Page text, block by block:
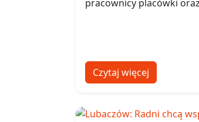
pracownicy placówki
Czytaj więcej